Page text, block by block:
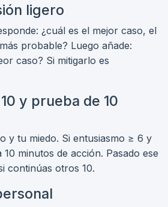
ligero
¿cuál es el mejor caso, el
probable? Luego añade:
caso? Si mitigarlo es
y prueba de 10
y tu miedo. Si entusiasmo ≥ 6 y
minutos de acción. Pasado ese
continúas otros 10.